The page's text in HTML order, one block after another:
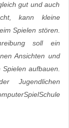
gut und auch
kann kleine
Spielen stören.
soll ein
Ansichten und
aufbauen.
Jugendlichen